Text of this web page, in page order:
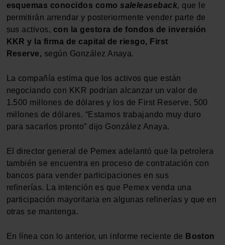
esquemas conocidos como saleleaseback, que le
permitirán arrendar y posteriormente vender parte de
sus activos, con la gestora de fondos de inversión
KKR y la firma de capital de riesgo, First
Reserve, según González Anaya.
La compañía estima que los activos que están
negociando con KKR podrían alcanzar un valor de
1.500 millones de dólares y los de First Reserve, 500
millones de dólares. “Estamos trabajando muy duro
para sacarlos pronto” dijo González Anaya.
El director general de Pemex adelantó que la petrolera
también se encuentra en proceso de contratación con
bancos para vender participaciones en sus
refinerías. La intención es que Pemex venda una
participación mayoritaria en algunas refinerías y que en
otras se mantenga.
En línea con lo anterior, un informe reciente de Boston